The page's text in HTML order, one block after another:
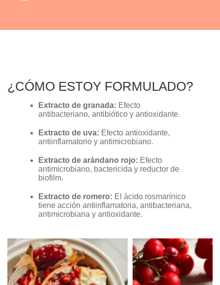
¿CÓMO ESTOY FORMULADO?
Extracto de granada: Efecto
antibacteriano, antibiótico y antioxidante.
Extracto de uva: Efecto antioxidante,
antiinflamatorio y antimicrobiano.
Extracto de arándano rojo: Efecto
antimicrobiano, bactericida y reductor de
biofilm.
Extracto de romero: El ácido rosmarínico
tiene acción antiinflamatoria, antibacteriana,
antimicrobiana y antioxidante.